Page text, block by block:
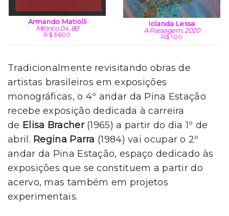
Armando Matiolli
Métrico 04, 80
R$ 3600
Iolanda Lessa
A Passagem, 2020
R$ 100
Tradicionalmente revisitando obras de
artistas brasileiros em exposições
monográficas, o 4º andar da Pina Estação
recebe exposição dedicada à carreira
de Elisa Bracher (1965) a partir do dia 1º de
abril. Regina Parra (1984) vai ocupar o 2º
andar da Pina Estação, espaço dedicado às
exposições que se constituem a partir do
acervo, mas também em projetos
experimentais.